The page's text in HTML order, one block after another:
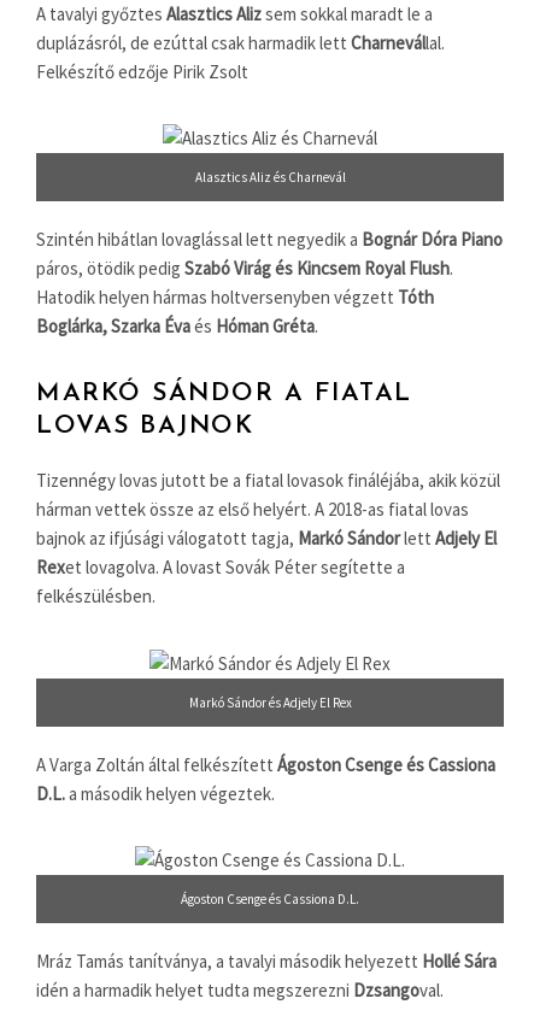
A tavalyi győztes Alasztics Alizsem sokkal maradt le a
duplázásról, de ezúttal csak harmadik lett Charnevállal.
Felkészítő edzője Pirik Zsolt
Alasztics Aliz és Charnevál
Szintén hibátlan lovaglással lett negyedik a Bognár Dóra Piano
páros, ötödik pedig Szabó Virág és Kincsem Royal Flush.
Hatodik helyen hármas holtversenyben végzett Tóth
Boglárka, Szarka Évaés Hóman Gréta.
MARKÓ SÁNDOR A FIATAL
LOVAS BAJNOK
Tizennégy lovas jutott be a fiatal lovasok fináléjába, akik közül
hárman vettek össze az első helyért. A 2018-as fiatal lovas
bajnok az ifjúsági válogatott tagja, Markó Sándorlett Adjely El
Rexet lovagolva. A lovast Sovák Péter segítette a
felkészülésben.
Markó Sándor és Adjely El Rex
A Varga Zoltán által felkészített Ágoston Csenge és Cassiona
D.L.a második helyen végeztek.
Ágoston Csenge és Cassiona D.L.
Mráz Tamás tanítványa, a tavalyi második helyezett Hollé Sára
idén a harmadik helyet tudta megszerezni Dzsangoval.